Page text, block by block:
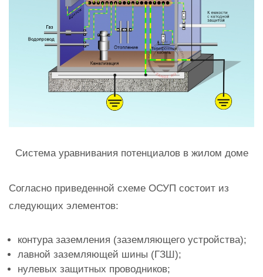
Система уравнивания потенциалов в жилом доме
Согласно приведенной схеме ОСУП состоит из
следующих элементов:
контура заземления (заземляющего устройства);
лавной заземляющей шины (ГЗШ);
нулевых защитных проводников;